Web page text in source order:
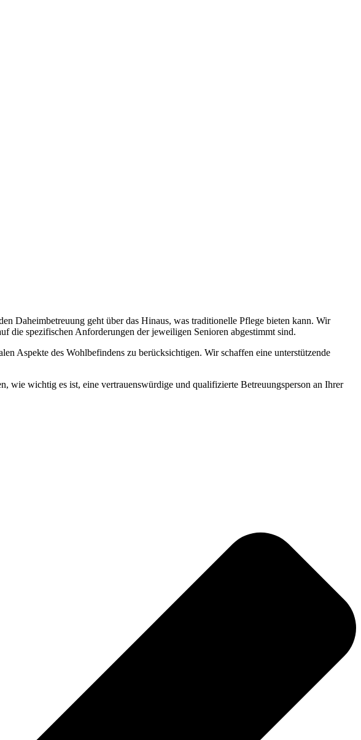
Daheimbetreuung geht über das Hinaus, was traditionelle Pflege bieten kann. Wir
die spezifischen Anforderungen der jeweiligen Senioren abgestimmt sind.
Aspekte des Wohlbefindens zu berücksichtigen. Wir schaffen eine unterstützende
wie wichtig es ist, eine vertrauenswürdige und qualifizierte Betreuungsperson an Ihrer